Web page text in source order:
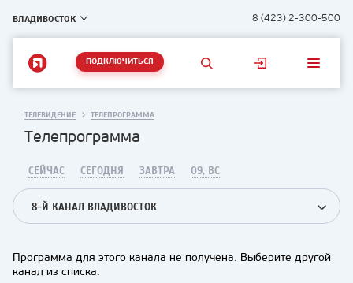
ВЛАДИВОСТОК 8 (423) 2-300-500
ПОДКЛЮЧИТЬСЯ
ТЕЛЕВИДЕНИЕ ТЕЛЕПРОГРАММА
Телепрограмма
СЕЙЧАС СЕГОДНЯ ЗАВТРА 09, ВС
8-Й КАНАЛ ВЛАДИВОСТОК
Программа для этого канала не получена. Выберите другой
канал из списка.